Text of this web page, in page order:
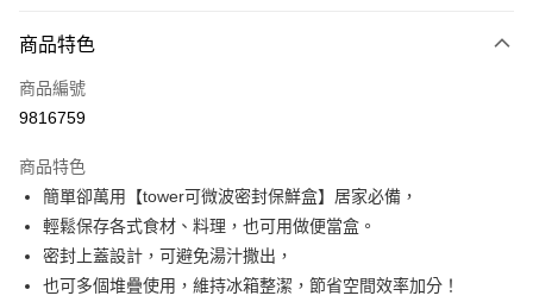
成交易。
3.實際核准額度、可分期數及費用金額請依後續交易確認頁面所載為準。
4.訂單成立30分鐘內，如未前往確認交易或遇審核未通過，訂單將自動取
消。如遇「轉專審核」未通過狀況，表示未達大哥付你分期系統評分，恕無
法說明評估內容。
1.分期款項不併入電信帳單，「大哥付你分期」於每月結算日後寄送繳費提
2.透過簡訊連結打開帳單後，可選擇「超商條碼／台灣大直營門市／銀行轉
帳／街口支付／iPASS MONEY」等通路繳費。
【注意事項】
1.本服務係由「台灣大哥大股份有限公司」（以下簡稱本公司）所提供，讓
每筆NT$100，滿NT$499(含以上)免運費
每筆NT$100，滿NT$499(含以上)免運費
7-11取貨付款
每筆NT$100，滿NT$499(含以上)免運費
付款後7-11取貨
商品特色
商品編號
9816759
商品特色
簡單卻萬用【tower可微波密封保鮮盒】居家必備，
輕鬆保存各式食材、料理，也可用做便當盒。
密封上蓋設計，可避免湯汁撒出，
也可多個堆疊使用，維持冰箱整潔，節省空間效率加分！